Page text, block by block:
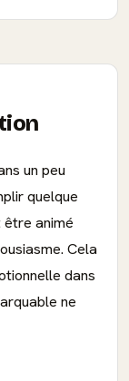
un peu
quelque
animé
Cela
dans
ne